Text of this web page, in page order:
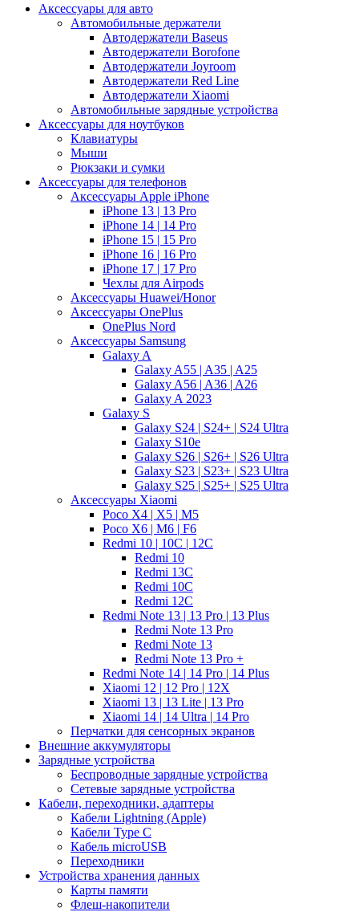
Аксессуары для авто
Автомобильные держатели
Автодержатели Baseus
Автодержатели Borofone
Автодержатели Joyroom
Автодержатели Red Line
Автодержатели Xiaomi
Автомобильные зарядные устройства
Аксессуары для ноутбуков
Клавиатуры
Мыши
Рюкзаки и сумки
Аксессуары для телефонов
Аксессуары Apple iPhone
iPhone 13 | 13 Pro
iPhone 14 | 14 Pro
iPhone 15 | 15 Pro
iPhone 16 | 16 Pro
iPhone 17 | 17 Pro
Чехлы для Airpods
Аксессуары Huawei/Honor
Аксессуары OnePlus
OnePlus Nord
Аксессуары Samsung
Galaxy A
Galaxy A55 | A35 | A25
Galaxy A56 | A36 | A26
Galaxy A 2023
Galaxy S
Galaxy S24 | S24+ | S24 Ultra
Galaxy S10e
Galaxy S26 | S26+ | S26 Ultra
Galaxy S23 | S23+ | S23 Ultra
Galaxy S25 | S25+ | S25 Ultra
Аксессуары Xiaomi
Poco X4 | X5 | M5
Poco X6 | M6 | F6
Redmi 10 | 10C | 12C
Redmi 10
Redmi 13C
Redmi 10C
Redmi 12C
Redmi Note 13 | 13 Pro | 13 Plus
Redmi Note 13 Pro
Redmi Note 13
Redmi Note 13 Pro +
Redmi Note 14 | 14 Pro | 14 Plus
Xiaomi 12 | 12 Pro | 12X
Xiaomi 13 | 13 Lite | 13 Pro
Xiaomi 14 | 14 Ultra | 14 Pro
Перчатки для сенсорных экранов
Внешние аккумуляторы
Зарядные устройства
Беспроводные зарядные устройства
Сетевые зарядные устройства
Кабели, переходники, адаптеры
Кабели Lightning (Apple)
Кабели Type C
Кабель microUSB
Переходники
Устройства хранения данных
Карты памяти
Флеш-накопители